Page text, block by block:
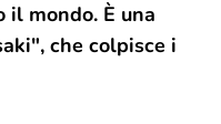
il mondo. È una
che colpisce i